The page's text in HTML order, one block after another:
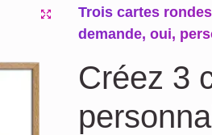
Trois cartes
demande, oui,
Créez 3